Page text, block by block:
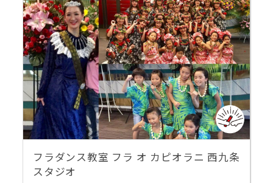
フラダンス教室 フラ オ カピオラニ 西九条
スタジオ